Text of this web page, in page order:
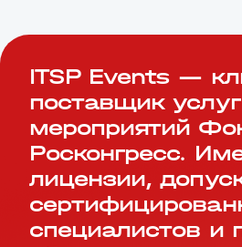
ITSP Events —
поставщик
мероприятий
Росконгресс.
лицензии,
специалистов и